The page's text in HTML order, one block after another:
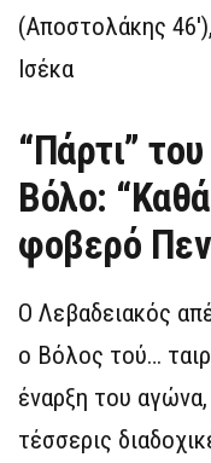
(Αποστολάκης
Ισέκα
“Πάρτι”
Βόλο:
φοβερό
Ο Λεβαδειακός
ο Βόλος τού…
έναρξη του
τέσσερις